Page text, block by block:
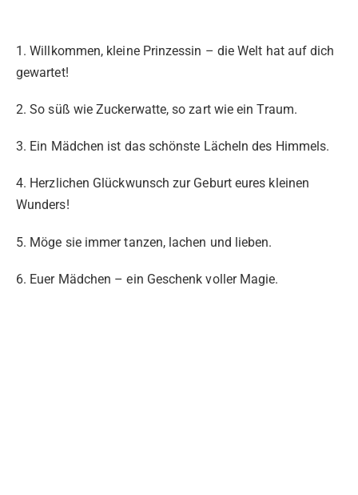
1. Willkommen, kleine Prinzessin – die Welt hat auf dich
gewartet!
2. So süß wie Zuckerwatte, so zart wie ein Traum.
3. Ein Mädchen ist das schönste Lächeln des Himmels.
4. Herzlichen Glückwunsch zur Geburt eures kleinen
Wunders!
5. Möge sie immer tanzen, lachen und lieben.
6. Euer Mädchen – ein Geschenk voller Magie.